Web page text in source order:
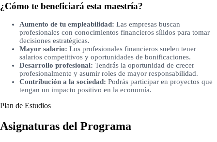
¿Cómo te beneficiará esta maestría?
Aumento de tu empleabilidad: Las empresas buscan
profesionales con conocimientos financieros sílidos para tomar
decisiones estratégicas.
Mayor salario: Los profesionales financieros suelen tener
salarios competitivos y oportunidades de bonificaciones.
Desarrollo profesional: Tendrás la oportunidad de crecer
profesionalmente y asumir roles de mayor responsabilidad.
Contribución a la sociedad: Podrás participar en proyectos que
tengan un impacto positivo en la economía.
Plan de Estudios
Asignaturas del Programa